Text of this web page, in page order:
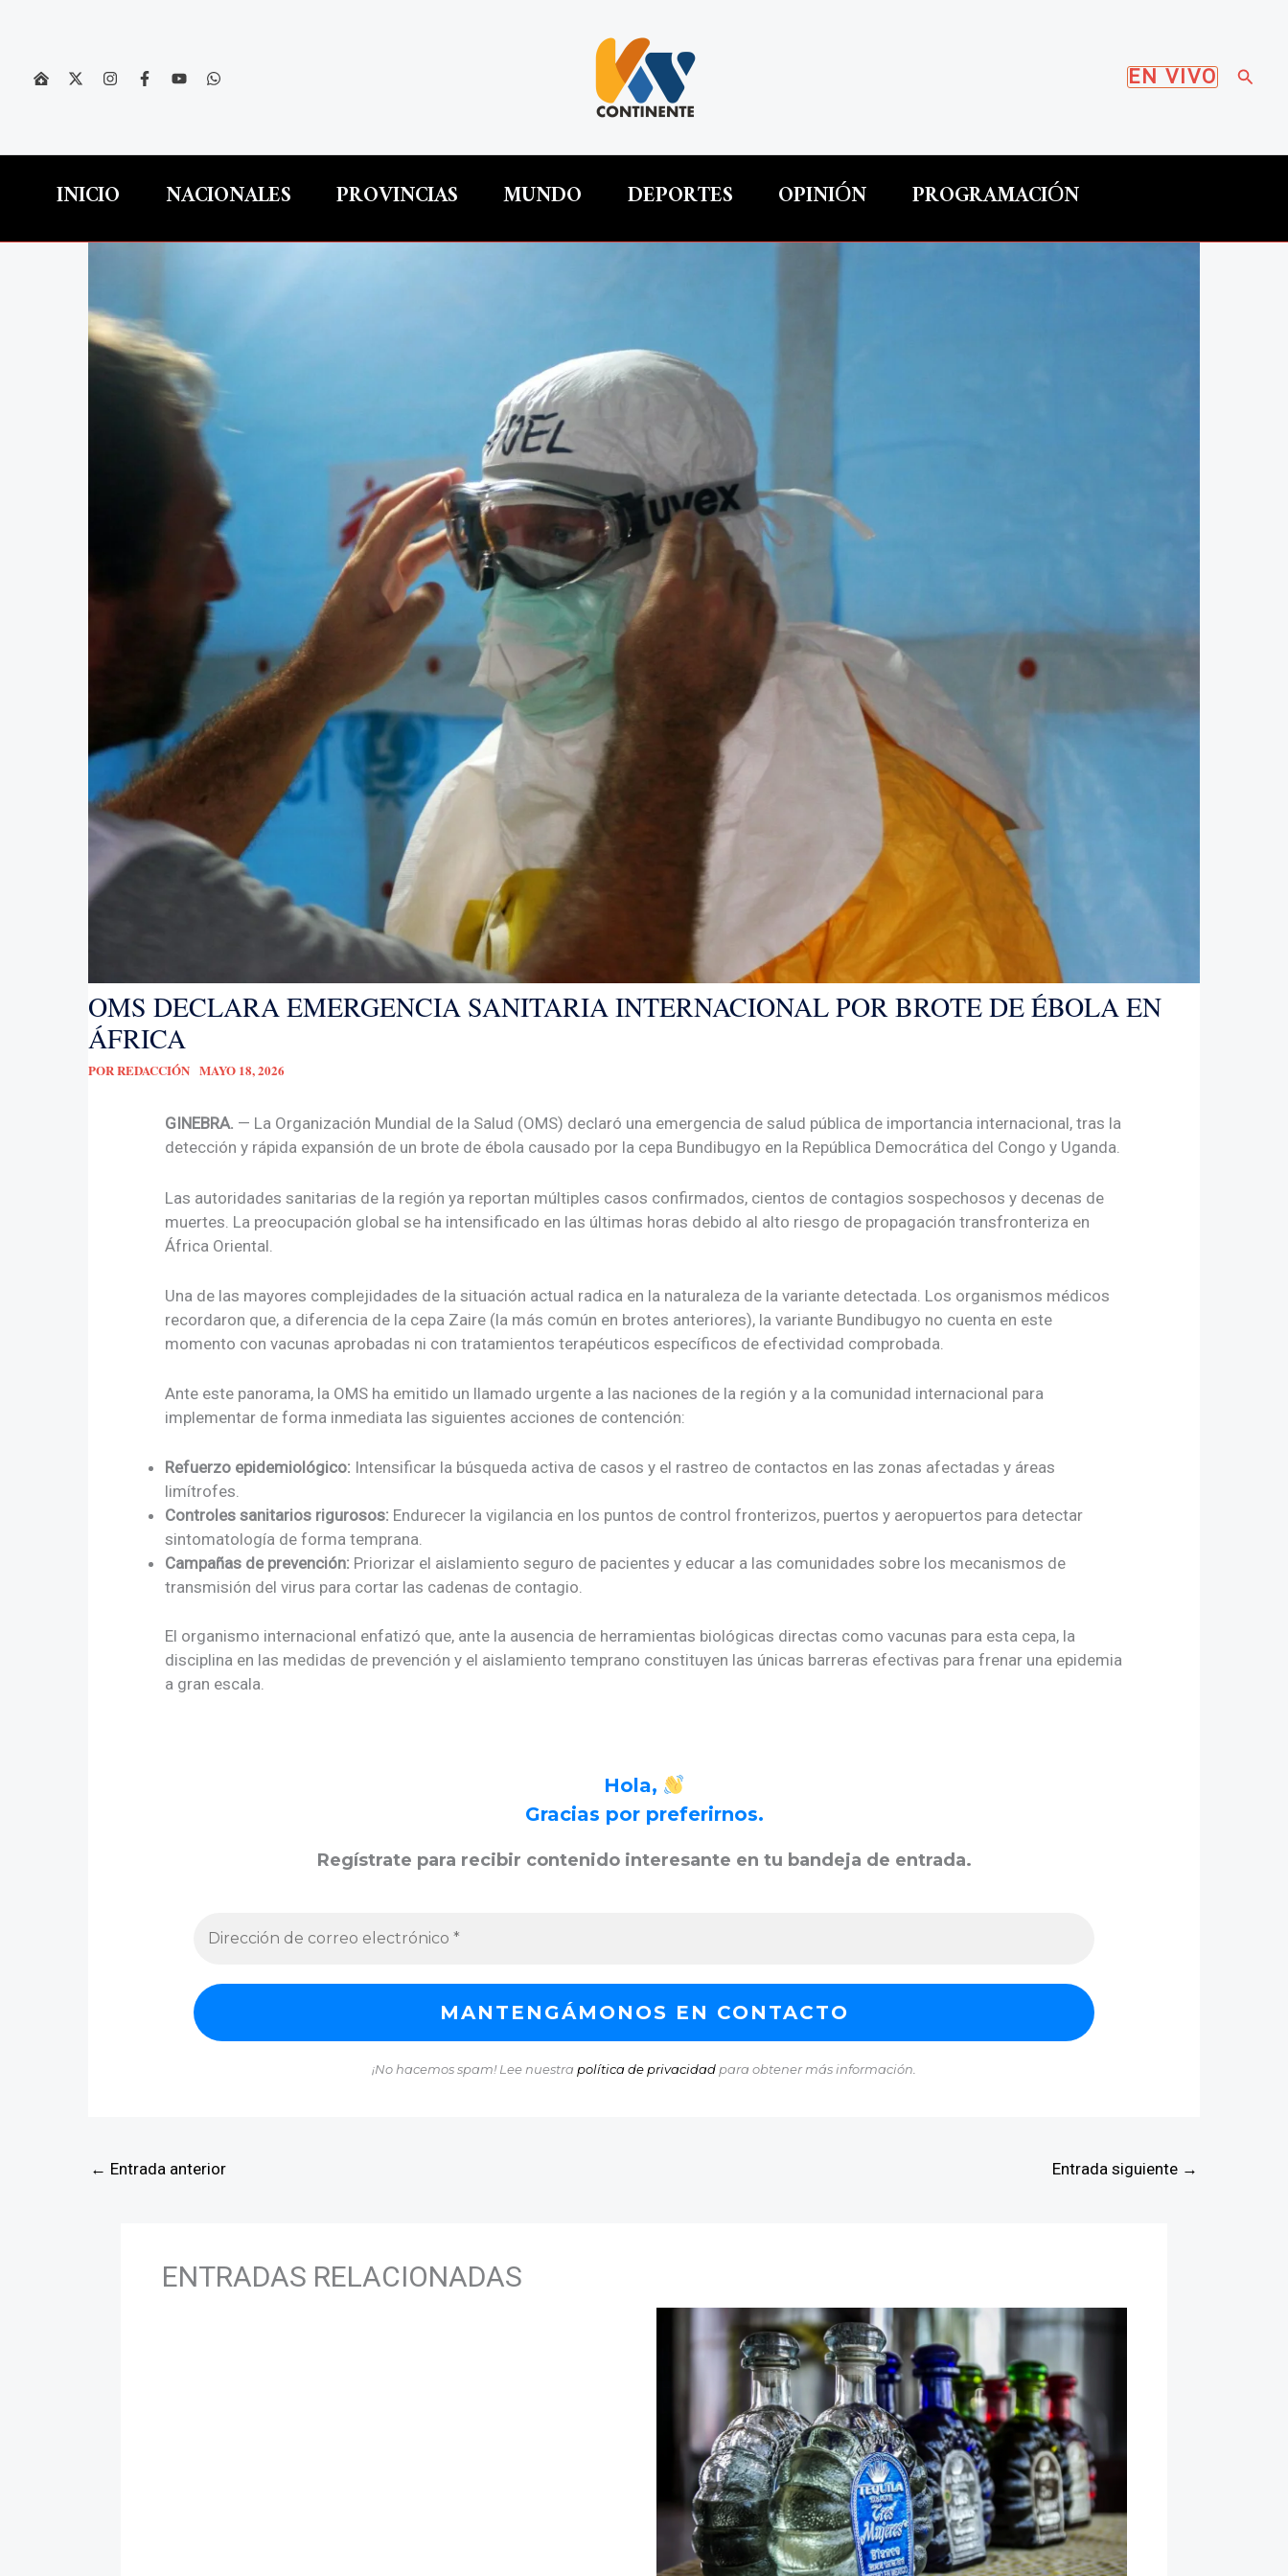
EN VIVO
INICIO NACIONALES PROVINCIAS MUNDO DEPORTES OPINIÓN PROGRAMACIÓN
OMS DECLARA EMERGENCIA SANITARIA INTERNACIONAL POR BROTE DE ÉBOLA EN
ÁFRICA
PORREDACCIÓN MAYO 18, 2026
GINEBRA. — La Organización Mundial de la Salud (OMS) declaró una emergencia de salud pública de importancia internacional, tras la
detección y rápida expansión de un brote de ébola causado por la cepa Bundibugyo en la República Democrática del Congo y Uganda.
Las autoridades sanitarias de la región ya reportan múltiples casos confirmados, cientos de contagios sospechosos y decenas de
muertes. La preocupación global se ha intensificado en las últimas horas debido al alto riesgo de propagación transfronteriza en
África Oriental.
Una de las mayores complejidades de la situación actual radica en la naturaleza de la variante detectada. Los organismos médicos
recordaron que, a diferencia de la cepa Zaire (la más común en brotes anteriores), la variante Bundibugyo no cuenta en este
momento con vacunas aprobadas ni con tratamientos terapéuticos específicos de efectividad comprobada.
Ante este panorama, la OMS ha emitido un llamado urgente a las naciones de la región y a la comunidad internacional para
implementar de forma inmediata las siguientes acciones de contención:
Refuerzo epidemiológico: Intensificar la búsqueda activa de casos y el rastreo de contactos en las zonas afectadas y áreas
limítrofes.
Controles sanitarios rigurosos: Endurecer la vigilancia en los puntos de control fronterizos, puertos y aeropuertos para detectar
sintomatología de forma temprana.
Campañas de prevención: Priorizar el aislamiento seguro de pacientes y educar a las comunidades sobre los mecanismos de
transmisión del virus para cortar las cadenas de contagio.
El organismo internacional enfatizó que, ante la ausencia de herramientas biológicas directas como vacunas para esta cepa, la
disciplina en las medidas de prevención y el aislamiento temprano constituyen las únicas barreras efectivas para frenar una epidemia
a gran escala.
Hola,
Gracias por preferirnos.
Regístrate para recibir contenido interesante en tu bandeja de entrada.
¡No hacemos spam! Lee nuestra política de privacidad para obtener más información.
← Entrada anterior Entrada siguiente →
ENTRADAS RELACIONADAS